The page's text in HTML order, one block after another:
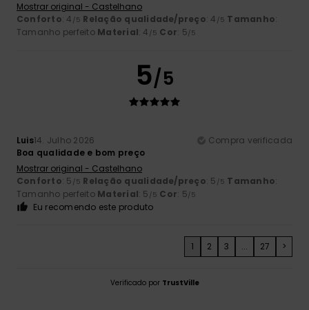
Mostrar original - Castelhano
Conforto: 4 /5 Relação qualidade/preço: 4 /5 Tamanho:
Tamanho perfeito Material: 4 /5 Cor: 5/5
5/5
Luis14. Julho 2026
Compra verificada
Boa qualidade e bom preço
Mostrar original - Castelhano
Conforto: 5 /5 Relação qualidade/preço: 5 /5 Tamanho:
Tamanho perfeito Material: 5 /5 Cor: 5/5
Eu recomendo este produto
1 2 3 ... 27 >
Verificado por TrustVille